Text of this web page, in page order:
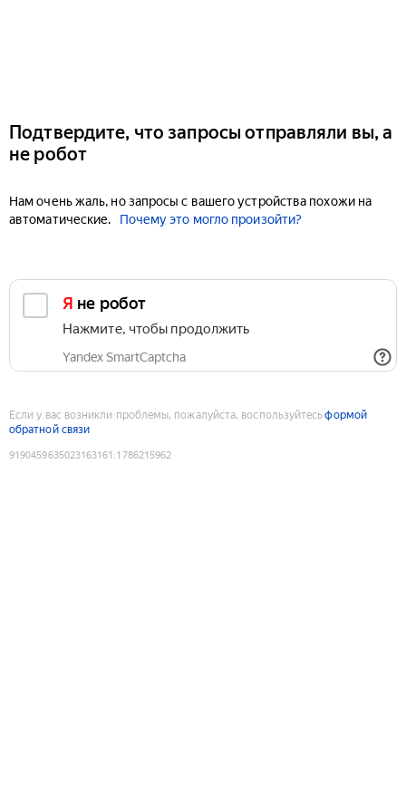
Подтвердите, что запросы отправляли вы, а
не робот
Нам очень жаль, но запросы с вашего устройства похожи на
автоматические.
Почему это могло произойти?
Я не робот
Нажмите, чтобы продолжить
Yandex SmartCaptcha
Если у вас возникли проблемы, пожалуйста, воспользуйтесьформой
обратной связи
9190459635023163161 :1786215962